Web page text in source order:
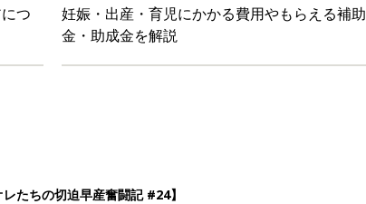
つ
妊娠・出産・育児にかかる費用やもらえる補助
金・助成金を解説
たちの切迫早産奮闘記 #24】